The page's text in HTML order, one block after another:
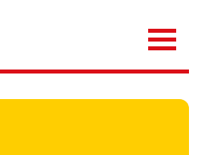
Region Kalmar län